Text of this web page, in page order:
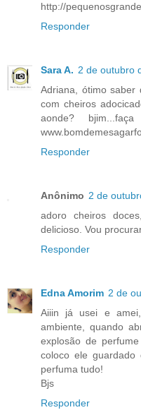
http://
Responder
Sara A. 2 de outubro
Adriana, ótimo saber
com cheiros
aonde?
Responder
Anônimo 2 de
adoro cheiros
delicioso. Vou
Responder
Edna Amorim 2 de
Aiiin já usei e
ambiente, quando
explosão de
coloco ele guardado
perfuma tudo!
Bjs
Responder